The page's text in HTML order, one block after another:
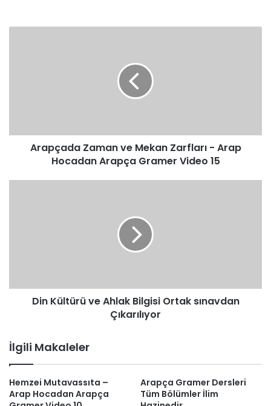
Arapça
GramerArapçada Zaman ve Mekan Zarfları - Arap
Hocadan Arapça Gramer Video 15
Din Kültürü ve Ahlak Bilgisi Ortak sınavdan
Çıkarılıyor
İlgili Makaleler
Hemzei Mutavassıta –
Arap Hocadan Arapça
Arapça Gramer Dersleri
Tüm Bölümler İlim